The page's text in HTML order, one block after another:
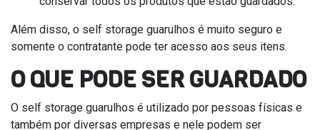
Além disso, o self storage guarulhos é muito seguro e
somente o contratante pode ter acesso aos seus itens.
O QUE PODE SER GUARDADO
O self storage guarulhos é utilizado por pessoas físicas e
também por diversas empresas e nele podem ser